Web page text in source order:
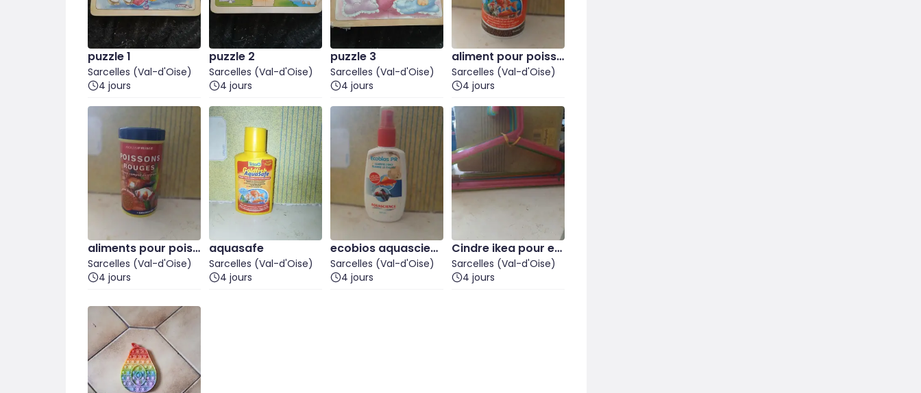
puzzle 1
Sarcelles (Val-d'Oise)
4 jours
puzzle 2
Sarcelles (Val-d'Oise)
4 jours
puzzle 3
Sarcelles (Val-d'Oise)
4 jours
aliment pour poisso
ns rouges
Sarcelles (Val-d'Oise)
4 jours
aliments pour poiss
on rouge
Sarcelles (Val-d'Oise)
4 jours
aquasafe
Sarcelles (Val-d'Oise)
4 jours
ecobios aquascien
e
Sarcelles (Val-d'Oise)
4 jours
Cindre ikea pour en
fants
Sarcelles (Val-d'Oise)
4 jours